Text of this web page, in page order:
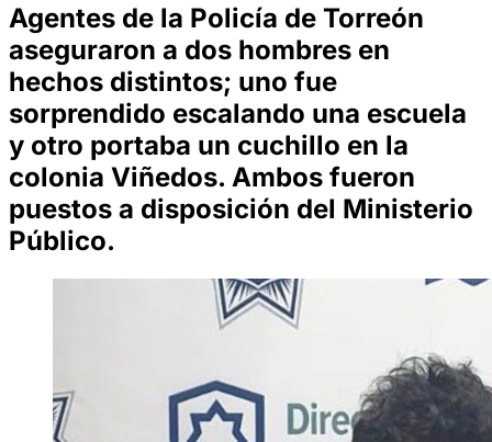
Agentes de la Policía de Torreón
aseguraron a dos hombres en
hechos distintos; uno fue
sorprendido escalando una escuela
y otro portaba un cuchillo en la
colonia Viñedos. Ambos fueron
puestos a disposición del Ministerio
Público.